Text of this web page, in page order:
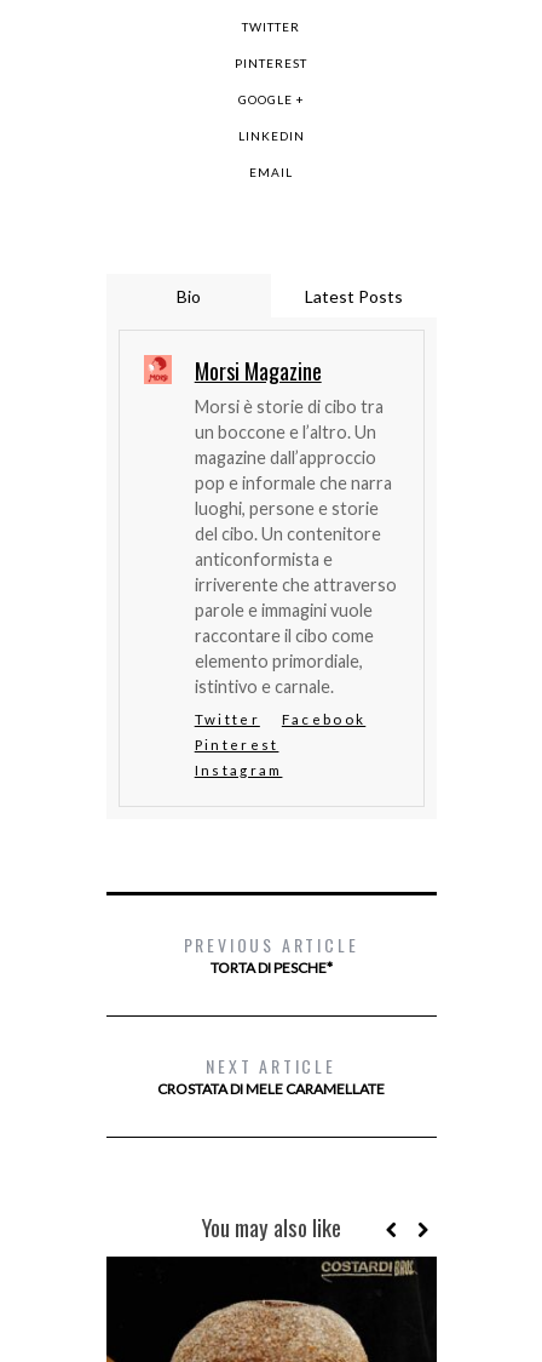
TWITTER
PINTEREST
GOOGLE +
LINKEDIN
EMAIL
Bio Latest Posts
Morsi Magazine
Morsi è storie di cibo tra
un boccone e l’altro. Un
magazine dall’approccio
pop e informale che narra
luoghi, persone e storie
del cibo. Un contenitore
anticonformista e
irriverente che attraverso
parole e immagini vuole
raccontare il cibo come
elemento primordiale,
istintivo e carnale.
Twitter
Facebook
Pinterest
Instagram
PREVIOUS ARTICLE
TORTA DI PESCHE*
NEXT ARTICLE
CROSTATA DI MELE CARAMELLATE
You may also like